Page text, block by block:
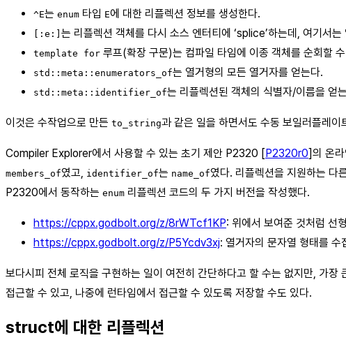
^E는 enum 타입 E에 대한 리플렉션 정보를 생성한다.
[:e:] 는 리플렉션 객체를 다시 소스 엔터티에 ‘splice’하는데, 여기서는
template for 루프(확장 구문)는 컴파일 타임에 이종 객체를 순회할
std::meta::enumerators_of는 열거형의 모든 열거자를 얻는다.
std::meta::identifier_of는 리플렉션된 객체의 식별자/이름을 얻
이것은 수작업으로 만든 to_string과 같은 일을 하면서도 수동 보일러플레
Compiler Explorer에서 사용할 수 있는 초기 제안 P2320 [P2320r0]의 온
members_of였고, identifier_of는 name_of였다. 리플렉션을 지원하는 다
P2320에서 동작하는 enum 리플렉션 코드의 두 가지 버전을 작성했다.
https://cppx.godbolt.org/z/8rWTcf1KP: 위에서 보여준 것처럼 선
https://cppx.godbolt.org/z/P5Ycdv3xj: 열거자의 문자열 형태를
보다시피 전체 로직을 구현하는 일이 여전히 간단하다고 할 수는 없지만, 가
접근할 수 있고, 나중에 런타임에서 접근할 수 있도록 저장할 수도 있다.
struct에 대한 리플렉션